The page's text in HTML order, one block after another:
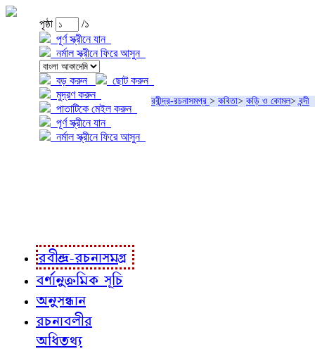
পৃষ্ঠা
/১
পূর্ণ স্ক্রীনে যান
নর্মাল স্ক্রীনে ফিরে আসুন
বড় করুন
ছোট করুন
মুদ্রণ করুন
পাতাটিকে মেইল করুন
পূর্ণ স্ক্রীনে যান
নর্মাল স্ক্রীনে ফিরে আসুন
রবীন্দ্র-রচনাসমগ্র > কবিতা> কড়ি ও কোমল>বন্দী
রবীন্দ্র-রচনাসমগ্র
বর্ণানুক্রমিক সূচি
অনুসন্ধান
রচনাবলীর
অধিতথ্য